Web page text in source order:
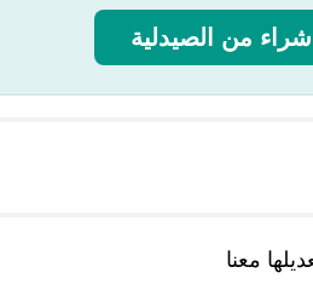
شراء من الصيدلية
معنا